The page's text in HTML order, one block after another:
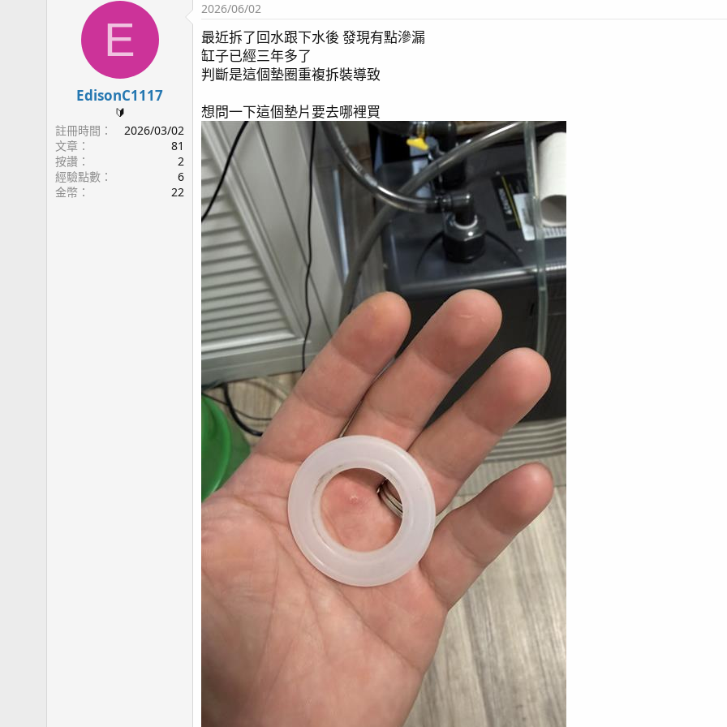
E
EdisonC1117
🔰
註冊時間
2026/03/02
文章
81
按讚
2
經驗點數
6
金幣
22
2026/06/02
最近拆了回水跟下水後 發現有點滲漏
缸子已經三年多了
判斷是這個墊圈重複拆裝導致
想問一下這個墊片要去哪裡買